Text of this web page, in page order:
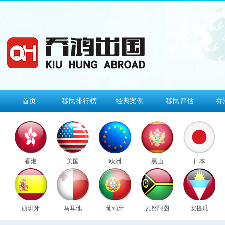
首页 移民排行榜 经典案例 移民评估 乔
香港 美国 欧洲 黑山 日本
西班牙 马耳他 葡萄牙 瓦努阿图 安提瓜